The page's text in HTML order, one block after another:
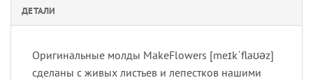
ДЕТАЛИ
Оригинальные молды MakeFlowers [meɪkˈflaʊəz]
сделаны с живых листьев и лепестков нашими